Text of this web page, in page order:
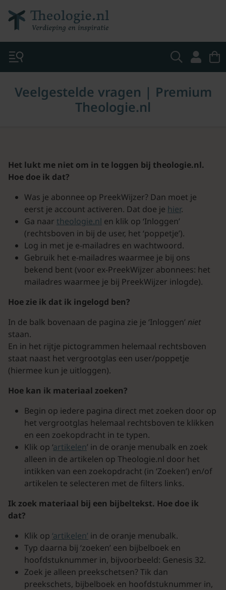
Veelgestelde vragen | Premium
Theologie.nl
Het lukt me niet om in te loggen bij theologie.nl.
Hoe doe ik dat?
Was je abonnee op PreekWijzer? Dan moet je
eerst je account activeren. Dat doe je hier.
Ga naar theologie.nl en klik op ‘Inloggen’
(rechtsboven in bij de user, het ‘poppetje’).
Log in met je e-mailadres en wachtwoord.
Gebruik het e-mailadres waarmee je bij ons
bekend bent (voor ex-PreekWijzer abonnees: het
mailadres waarmee je bij PreekWijzer inlogde).
Hoe zie ik dat ik ingelogd ben?
In de balk bovenaan de pagina zie je ‘Inloggen’ niet
staan.
En in het rijtje pictogrammen helemaal rechtsboven
staat naast het vergrootglas een user/poppetje
(hiermee kun je uitloggen).
Hoe kan ik materiaal zoeken?
Begin op iedere pagina direct met zoeken door op
het vergrootglas helemaal rechtsboven te klikken
en een zoekopdracht in te typen.
Klik op ‘artikelen’ in de oranje menubalk en zoek
alleen in de artikelen op Theologie.nl door het
intikken van een zoekopdracht (in ‘Zoeken’) en/of
artikelen te selecteren met de filters links.
Ik zoek materiaal bij een bijbeltekst. Hoe doe ik
dat?
Klik op ‘artikelen’ in de oranje menubalk.
Typ daarna bij ‘zoeken’ een bijbelboek en
hoofdstuknummer in, bijvoorbeeld: Genesis 32.
Zoek je alleen preekschetsen? Tik dan
preekschets, bijbelboek en hoofdstuknummer in,